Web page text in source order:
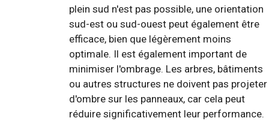
plein sud n'est pas possible, une orientation
sud-est ou sud-ouest peut également être
efficace, bien que légèrement moins
optimale. Il est également important de
minimiser l'ombrage. Les arbres, bâtiments
ou autres structures ne doivent pas projeter
d'ombre sur les panneaux, car cela peut
réduire significativement leur performance.